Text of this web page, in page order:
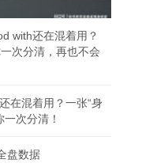
with还在混着用？
次分清，再也不会
在混着用？一张“身
一次分清！
盘数据